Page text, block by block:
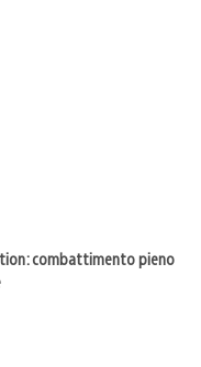
combattimento pieno